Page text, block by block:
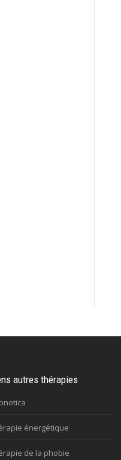
autres thérapies
énergétique
de la phobie